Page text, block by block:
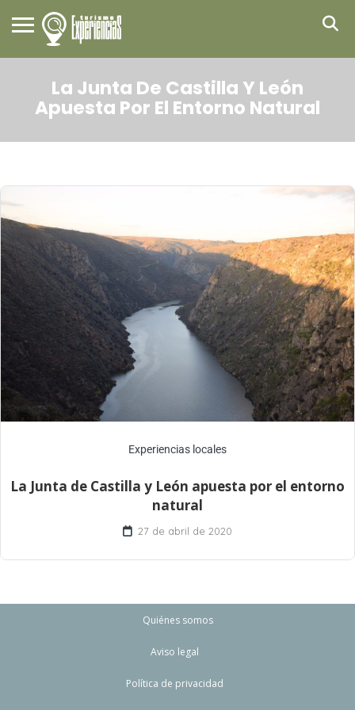
La Junta De Castilla Y León
Apuesta Por El Entorno Natural
Experiencias locales
La Junta de Castilla y León apuesta por el entorno
natural
27 de abril de 2020
Quiénes somos
Aviso legal
Política de privacidad